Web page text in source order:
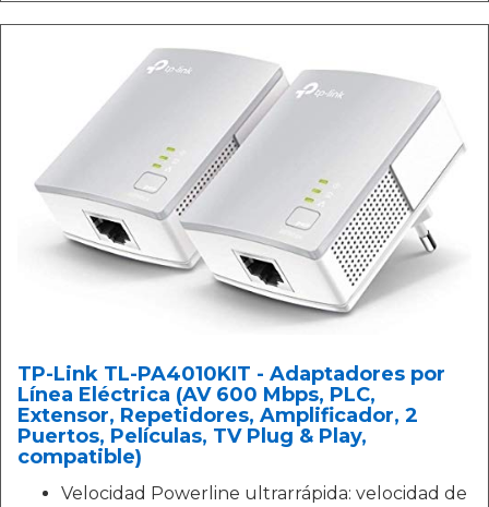
TP-Link TL-PA4010KIT - Adaptadores por
Línea Eléctrica (AV 600 Mbps, PLC,
Extensor, Repetidores, Amplificador, 2
Puertos, Películas, TV Plug & Play,
compatible)
Velocidad Powerline ultrarrápida: velocidad de